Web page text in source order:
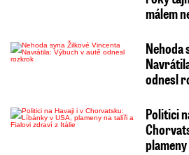
málem
Nehoda
odnesl
Politici